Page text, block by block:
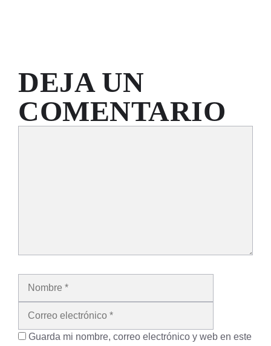
DEJA UN
COMENTARIO
Guarda mi nombre, correo electrónico y web en este